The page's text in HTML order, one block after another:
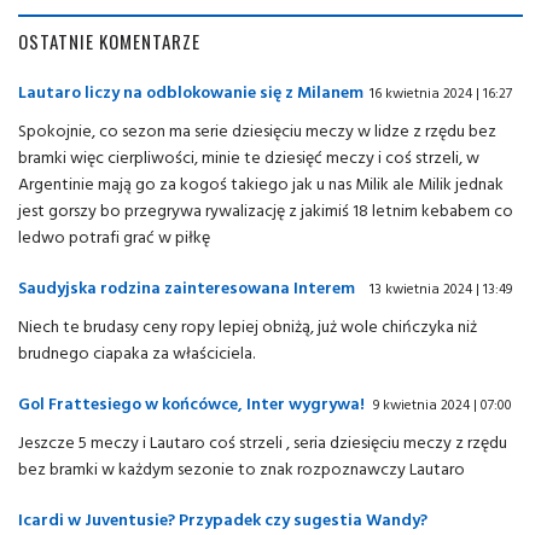
OSTATNIE KOMENTARZE
Lautaro liczy na odblokowanie się z Milanem 16 kwietnia 2024 | 16:27
Spokojnie, co sezon ma serie dziesięciu meczy w lidze z rzędu bez
bramki więc cierpliwości, minie te dziesięć meczy i coś strzeli, w
Argentinie mają go za kogoś takiego jak u nas Milik ale Milik jednak
jest gorszy bo przegrywa rywalizację z jakimiś 18 letnim kebabem co
ledwo potrafi grać w piłkę
Saudyjska rodzina zainteresowana Interem
13 kwietnia 2024 | 13:49
Niech te brudasy ceny ropy lepiej obniżą, już wole chińczyka niż
brudnego ciapaka za właściciela.
Gol Frattesiego w końcówce, Inter wygrywa! 9 kwietnia 2024 | 07:00
Jeszcze 5 meczy i Lautaro coś strzeli , seria dziesięciu meczy z rzędu
bez bramki w każdym sezonie to znak rozpoznawczy Lautaro
Icardi w Juventusie? Przypadek czy sugestia Wandy?